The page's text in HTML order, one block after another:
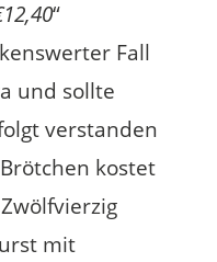
“
Fall
und sollte
verstanden
kostet
mit